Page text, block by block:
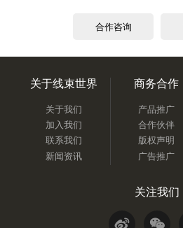
合作咨询
关于线束世界
关于我们
加入我们
联系我们
新闻资讯
商务合作
产品推广
合作伙伴
版权声明
广告推广
关注我们